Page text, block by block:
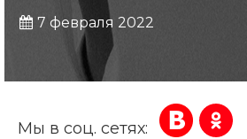
7 февраля 2022
Мы в соц. сетях: